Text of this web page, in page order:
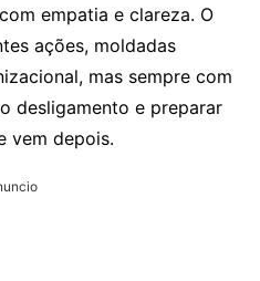
empatia e clareza. O
ações, moldadas
mas sempre com
desligamento e preparar
vem depois.